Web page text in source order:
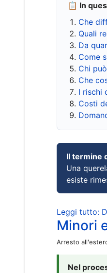
📋 In
Che
Quali
Da
Come
Chi
Che
I rischi
Costi
Il termine
Una
esiste
Leggi tutto:
Minori
Arresto
Nel